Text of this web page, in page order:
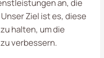
an, die
Ziel ist es, diese
halten, um die
verbessern.